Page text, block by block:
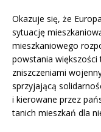
Okazuje się, że
sytuację
mieszkaniowego
powstania większości
zniszczeniami
sprzyjającą
i kierowane przez
tanich mieszkań dla